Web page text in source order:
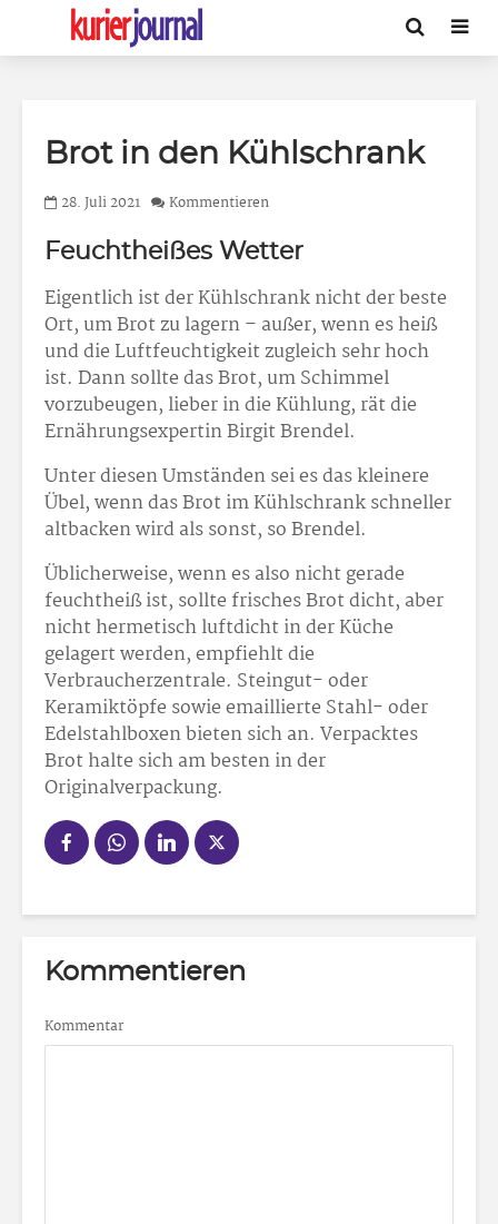
Brot in den Kühlschrank
28. Juli 2021 Kommentieren
Feuchtheißes Wetter
Eigentlich ist der Kühlschrank nicht der beste
Ort, um Brot zu lagern – außer, wenn es heiß
und die Luftfeuchtigkeit zugleich sehr hoch
ist. Dann sollte das Brot, um Schimmel
vorzubeugen, lieber in die Kühlung, rät die
Ernährungsexpertin Birgit Brendel.
Unter diesen Umständen sei es das kleinere
Übel, wenn das Brot im Kühlschrank schneller
altbacken wird als sonst, so Brendel.
Üblicherweise, wenn es also nicht gerade
feuchtheiß ist, sollte frisches Brot dicht, aber
nicht hermetisch luftdicht in der Küche
gelagert werden, empfiehlt die
Verbraucherzentrale. Steingut- oder
Keramiktöpfe sowie emaillierte Stahl- oder
Edelstahlboxen bieten sich an. Verpacktes
Brot halte sich am besten in der
Originalverpackung.
Kommentieren
Kommentar